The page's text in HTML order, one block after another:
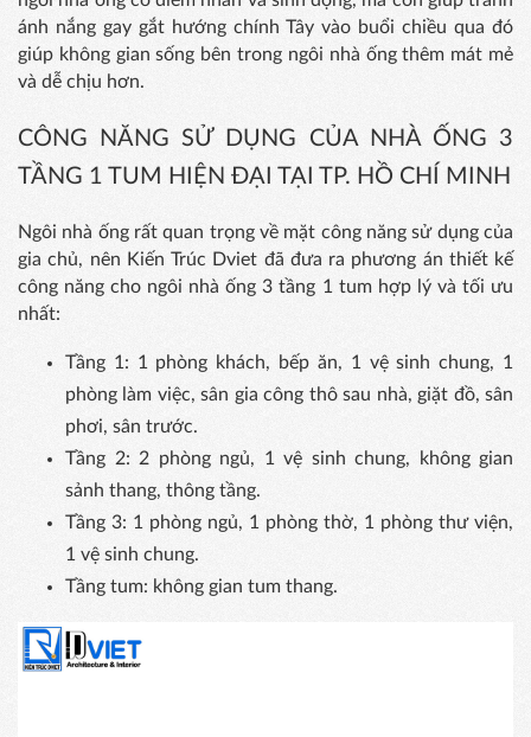
ánh nắng gay gắt hướng chính Tây vào buổi chiều qua đó
giúp không gian sống bên trong ngôi nhà ống thêm mát mẻ
và dễ chịu hơn.
CÔNG NĂNG SỬ DỤNG CỦA NHÀ ỐNG 3
TẦNG 1 TUM HIỆN ĐẠI TẠI TP. HỒ CHÍ MINH
Ngôi nhà ống rất quan trọng về mặt công năng sử dụng của
gia chủ, nên Kiến Trúc Dviet đã đưa ra phương án thiết kế
công năng cho ngôi nhà ống 3 tầng 1 tum hợp lý và tối ưu
nhất:
Tầng 1: 1 phòng khách, bếp ăn, 1 vệ sinh chung, 1
phòng làm việc, sân gia công thô sau nhà, giặt đồ, sân
phơi, sân trước.
Tầng 2: 2 phòng ngủ, 1 vệ sinh chung, không gian
sảnh thang, thông tầng.
Tầng 3: 1 phòng ngủ, 1 phòng thờ, 1 phòng thư viện,
1 vệ sinh chung.
Tầng tum: không gian tum thang.